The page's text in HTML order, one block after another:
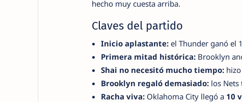
hecho muy cuesta arriba.
Claves del partido
Inicio aplastante:el Thunder ganó el
Primera mitad histórica:Brooklyn
Shai no necesitó mucho tiempo:hizo
Brooklyn regaló demasiado:los Nets
Racha viva:Oklahoma City llegó a 10